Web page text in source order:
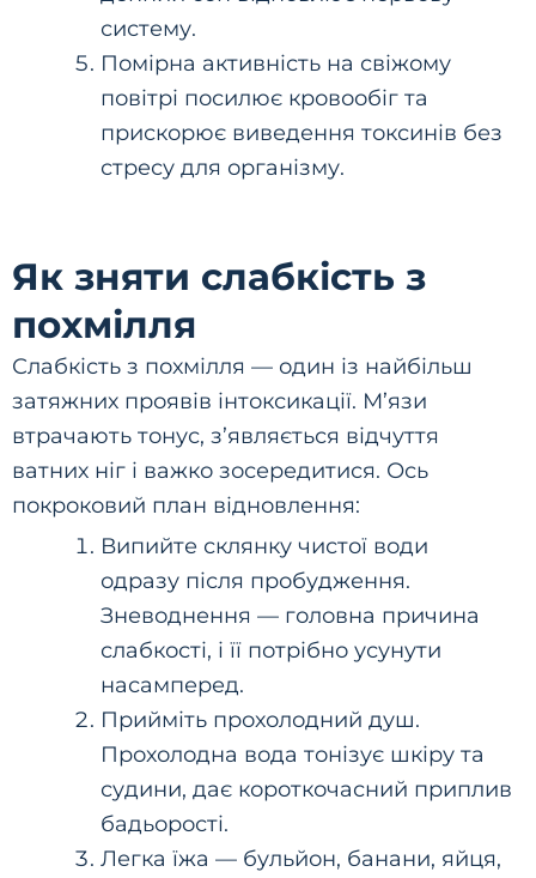
систему.
Помірна активність на свіжому
повітрі посилює кровообіг та
прискорює виведення токсинів без
стресу для організму.
Як зняти слабкість з
похмілля
Слабкість з похмілля — один із найбільш
затяжних проявів інтоксикації. М’язи
втрачають тонус, з’являється відчуття
ватних ніг і важко зосередитися. Ось
покроковий план відновлення:
Випийте склянку чистої води
одразу після пробудження.
Зневоднення — головна причина
слабкості, і її потрібно усунути
насамперед.
Прийміть прохолодний душ.
Прохолодна вода тонізує шкіру та
судини, дає короткочасний приплив
бадьорості.
Легка їжа — бульйон, банани, яйця,